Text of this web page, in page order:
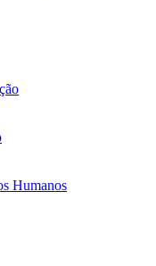
Humanos